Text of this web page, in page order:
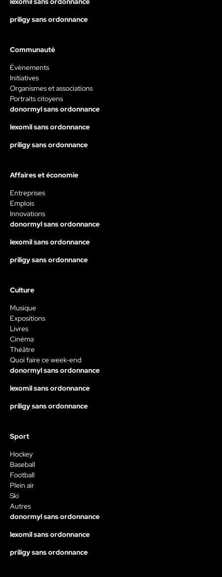
priligy sans ordonnance
Communauté
Évènements
Initiatives
Organismes et associations
Portraits citoyens
donormyl sans ordonnance
lexomil sans ordonnance
priligy sans ordonnance
Affaires et économie
Entreprises
Emplois
Innovations
donormyl sans ordonnance
lexomil sans ordonnance
priligy sans ordonnance
Culture
Musique
Expositions
Livres
Cinéma
Théâtre
Quoi faire ce week-end
donormyl sans ordonnance
lexomil sans ordonnance
priligy sans ordonnance
Sport
Hockey
Baseball
Football
Plein air
Ski
Autres
donormyl sans ordonnance
lexomil sans ordonnance
priligy sans ordonnance